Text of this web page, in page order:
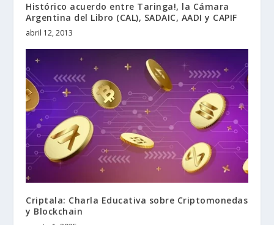
Histórico acuerdo entre Taringa!, la Cámara
Argentina del Libro (CAL), SADAIC, AADI y CAPIF
abril 12, 2013
Criptala: Charla Educativa sobre Criptomonedas
y Blockchain